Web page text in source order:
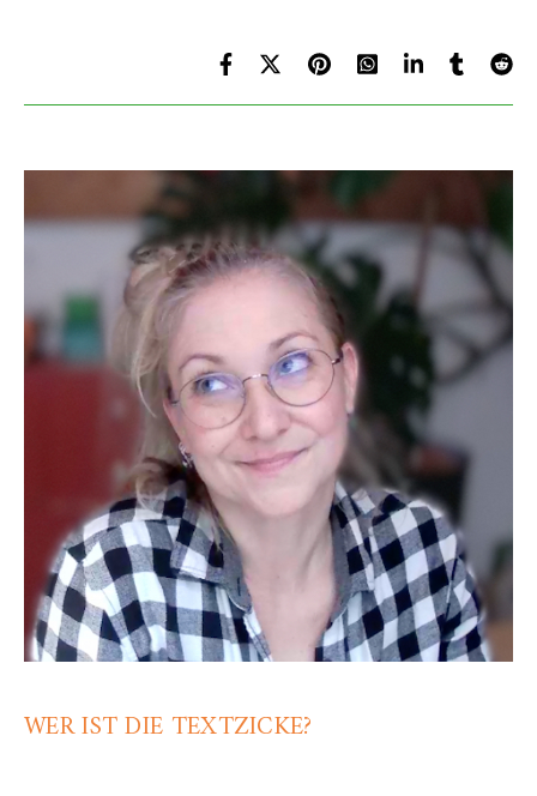
WER IST DIE TEXTZICKE?